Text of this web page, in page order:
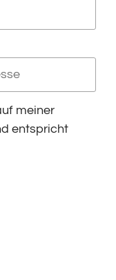
meiner
entspricht